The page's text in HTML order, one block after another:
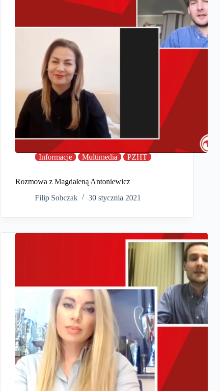
Informacje Multimedia PZHT
Rozmowa z Magdaleną Antoniewicz
Filip Sobczak
30 stycznia 2021